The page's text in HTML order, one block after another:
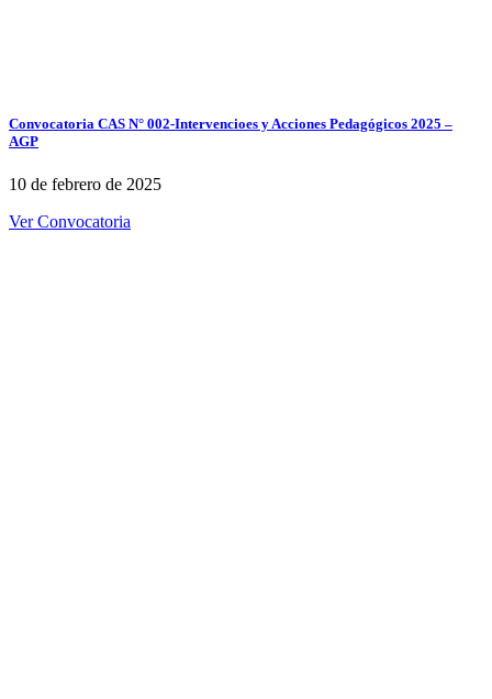
Convocatoria CAS N° 002-Intervencioes y Acciones Pedagógicos 2025 –
AGP
10 de febrero de 2025
Ver Convocatoria